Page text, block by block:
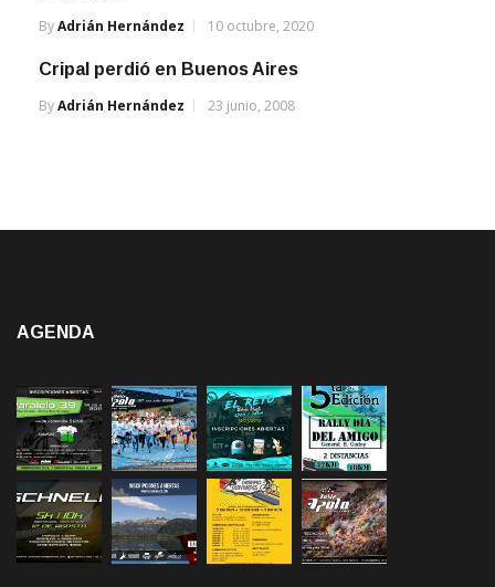
ByAdrián Hernández 10 octubre, 2020
Cripal perdió en Buenos Aires
ByAdrián Hernández 23 junio, 2008
AGENDA